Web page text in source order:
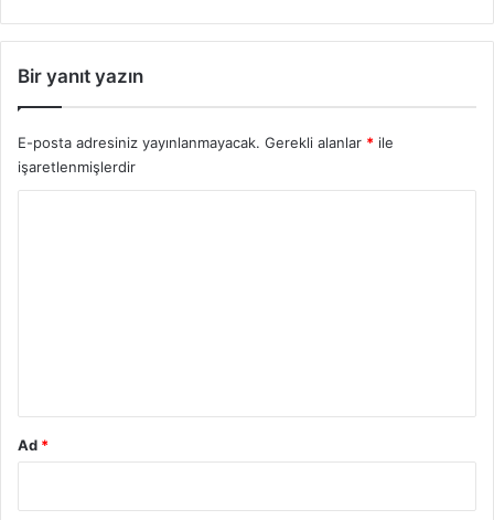
Bir yanıt yazın
E-posta adresiniz yayınlanmayacak. Gerekli alanlar * ile
işaretlenmişlerdir
Ad *